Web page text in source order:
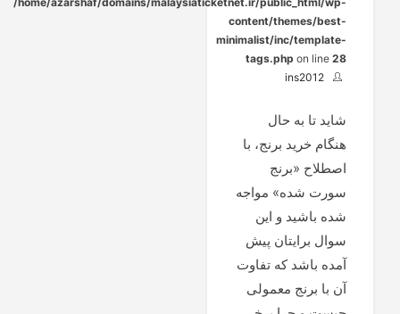
content/themes/best-
minimalist/inc/template-
tags.php on line 28
ins2012
شاید تا به حال
هنگام خرید برنج، با
اصطلاح «برنج
سورت شده» مواجه
شده باشید و این
سوال برایتان پیش
آمده باشد که تفاوت
آن با برنج معمولی